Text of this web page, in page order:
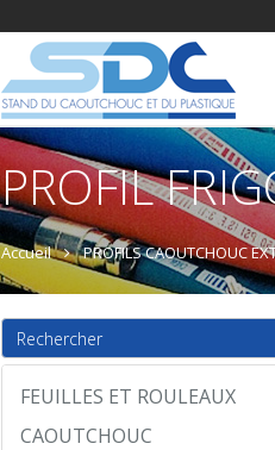
PROFIL
Accueil PROFILS CAOUTCHOUC
FEUILLES ET ROULEAUX
CAOUTCHOUC